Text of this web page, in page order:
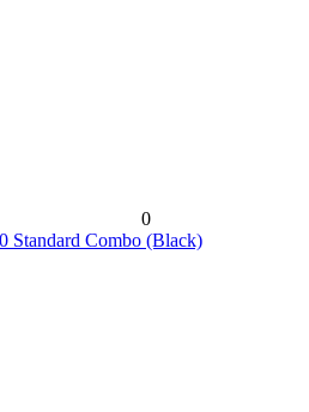
0
Standard Combo (Black)